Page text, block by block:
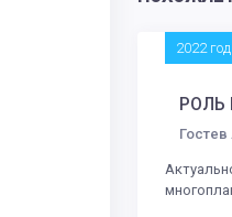
2022 год
РОЛЬ